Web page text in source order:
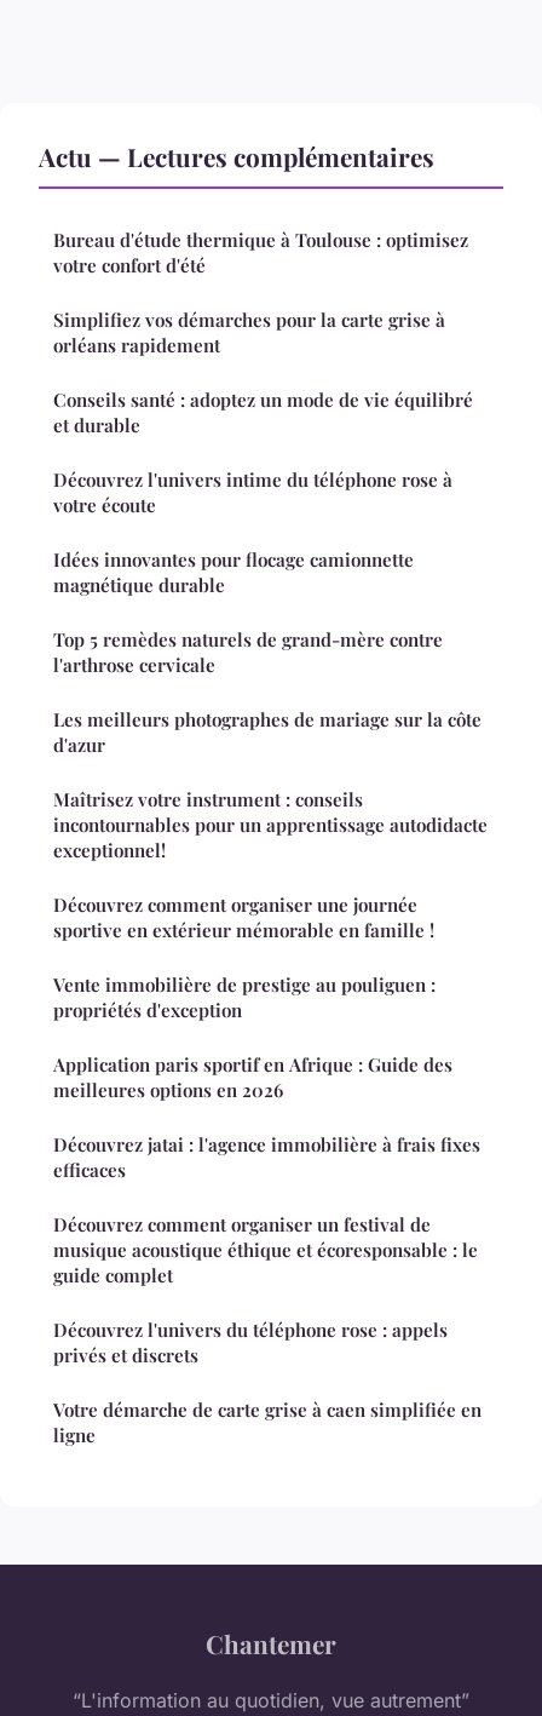
Actu — Lectures complémentaires
Bureau d'étude thermique à Toulouse : optimisez
votre confort d'été
Simplifiez vos démarches pour la carte grise à
orléans rapidement
Conseils santé : adoptez un mode de vie équilibré
et durable
Découvrez l'univers intime du téléphone rose à
votre écoute
Idées innovantes pour flocage camionnette
magnétique durable
Top 5 remèdes naturels de grand-mère contre
l'arthrose cervicale
Les meilleurs photographes de mariage sur la côte
d'azur
Maîtrisez votre instrument : conseils
incontournables pour un apprentissage autodidacte
exceptionnel!
Découvrez comment organiser une journée
sportive en extérieur mémorable en famille !
Vente immobilière de prestige au pouliguen :
propriétés d'exception
Application paris sportif en Afrique : Guide des
meilleures options en 2026
Découvrez jatai : l'agence immobilière à frais fixes
efficaces
Découvrez comment organiser un festival de
musique acoustique éthique et écoresponsable : le
guide complet
Découvrez l'univers du téléphone rose : appels
privés et discrets
Votre démarche de carte grise à caen simplifiée en
ligne
Chantemer
“L'information au quotidien, vue autrement”